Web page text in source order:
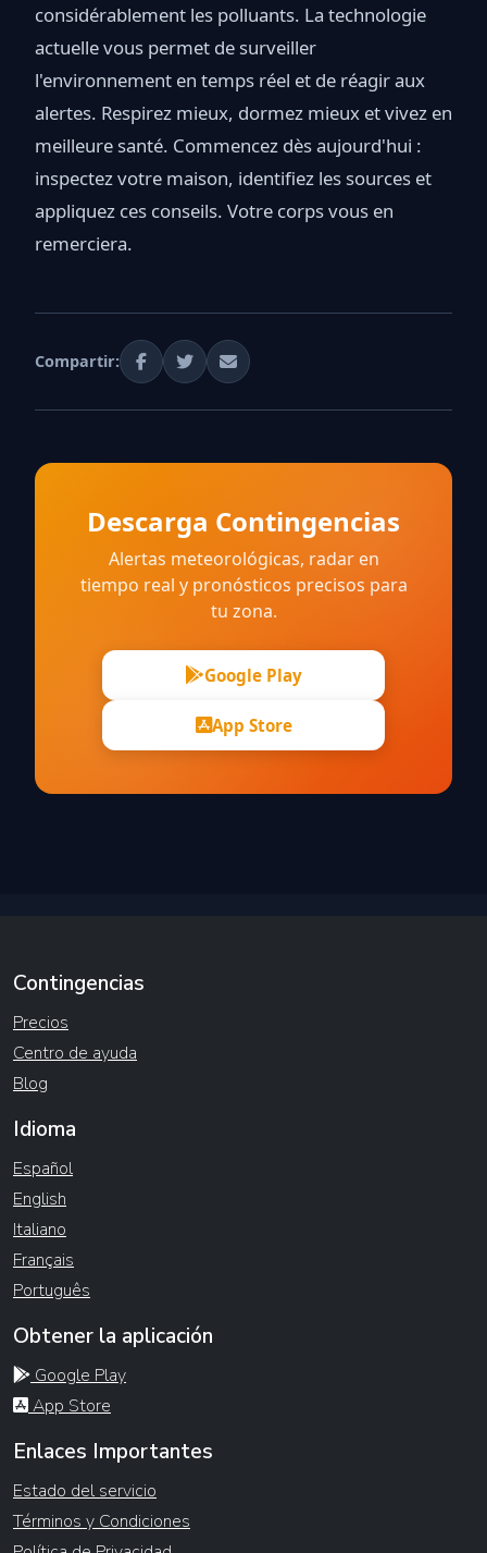
considérablement les polluants. La technologie
actuelle vous permet de surveiller
l'environnement en temps réel et de réagir aux
alertes. Respirez mieux, dormez mieux et vivez en
meilleure santé. Commencez dès aujourd'hui :
inspectez votre maison, identifiez les sources et
appliquez ces conseils. Votre corps vous en
remerciera.
Compartir:
Descarga Contingencias
Alertas meteorológicas, radar en
tiempo real y pronósticos precisos para
tu zona.
Google Play
App Store
Contingencias
Precios
Centro de ayuda
Blog
Idioma
Español
English
Italiano
Français
Português
Obtener la aplicación
Google Play
App Store
Enlaces Importantes
Estado del servicio
Términos y Condiciones